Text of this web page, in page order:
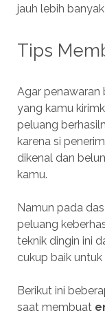
jauh lebih
Tips
Agar penawaran
yang kamu
peluang
karena si
dikenal dan
kamu.
Namun pada
peluang
teknik dingin ini
cukup baik
Berikut ini
saat membuat